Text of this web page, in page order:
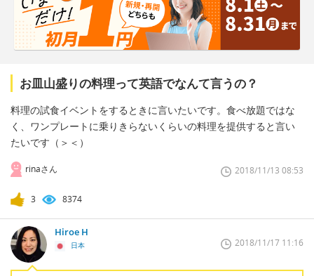
お皿山盛りの料理って英語でなんて言うの？
料理の試食イベントをするときに言いたいです。食べ放題ではな
く、ワンプレートに乗りきらないくらいの料理を提供すると言い
たいです（＞＜）
rinaさん 2018/11/13 08:53
3 8374
Hiroe H
日本 2018/11/17 11:16